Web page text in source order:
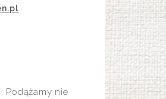
Podążamy nie